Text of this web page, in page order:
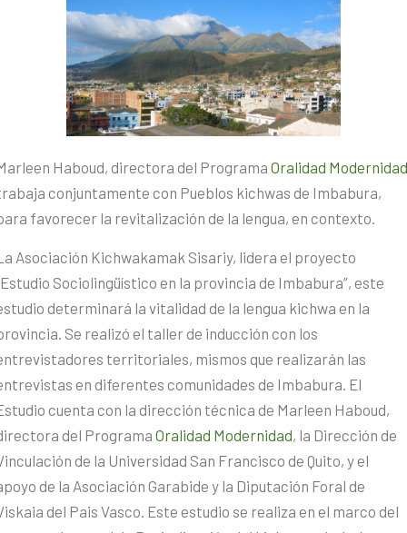
Haboud, directora del Programa Oralidad Modernidad
conjuntamente con Pueblos kichwas de Imbabura,
favorecer la revitalización de la lengua, en contexto.
Asociación Kichwakamak Sisariy, lidera el proyecto
Sociolingüístico en la provincia de Imbabura”, este
determinará la vitalidad de la lengua kichwa en la
Se realizó el taller de inducción con los
territoriales, mismos que realizarán las
en diferentes comunidades de Imbabura. El
cuenta con la dirección técnica de Marleen Haboud,
del Programa Oralidad Modernidad, la Dirección de
de la Universidad San Francisco de Quito, y el
de la Asociación Garabide y la Diputación Foral de
del Pais Vasco. Este estudio se realiza en el marco del